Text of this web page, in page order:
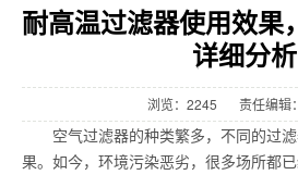
耐高温过滤器使用效果
详细分析
浏览： 2245 责任编辑
空气过滤器的种类繁多，不同的过滤
果。如今，环境污染恶劣，很多场所都